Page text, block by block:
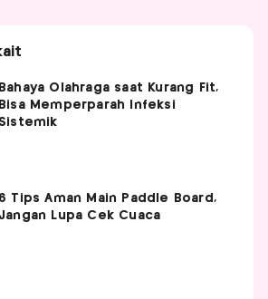
Bahaya Olahraga saat Kurang Fit,
Bisa Memperparah Infeksi
Sistemik
6 Tips Aman Main Paddle Board,
Jangan Lupa Cek Cuaca